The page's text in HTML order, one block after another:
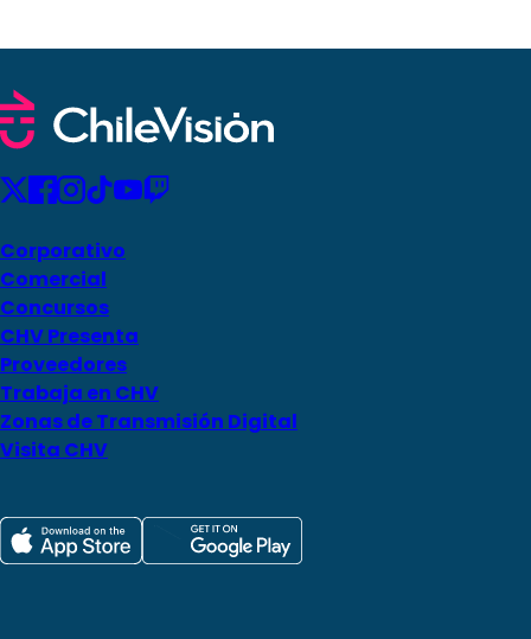
Corporativo
Comercial
Concursos
CHV Presenta
Proveedores
Trabaja en CHV
Zonas de Transmisión Digital
Visita CHV